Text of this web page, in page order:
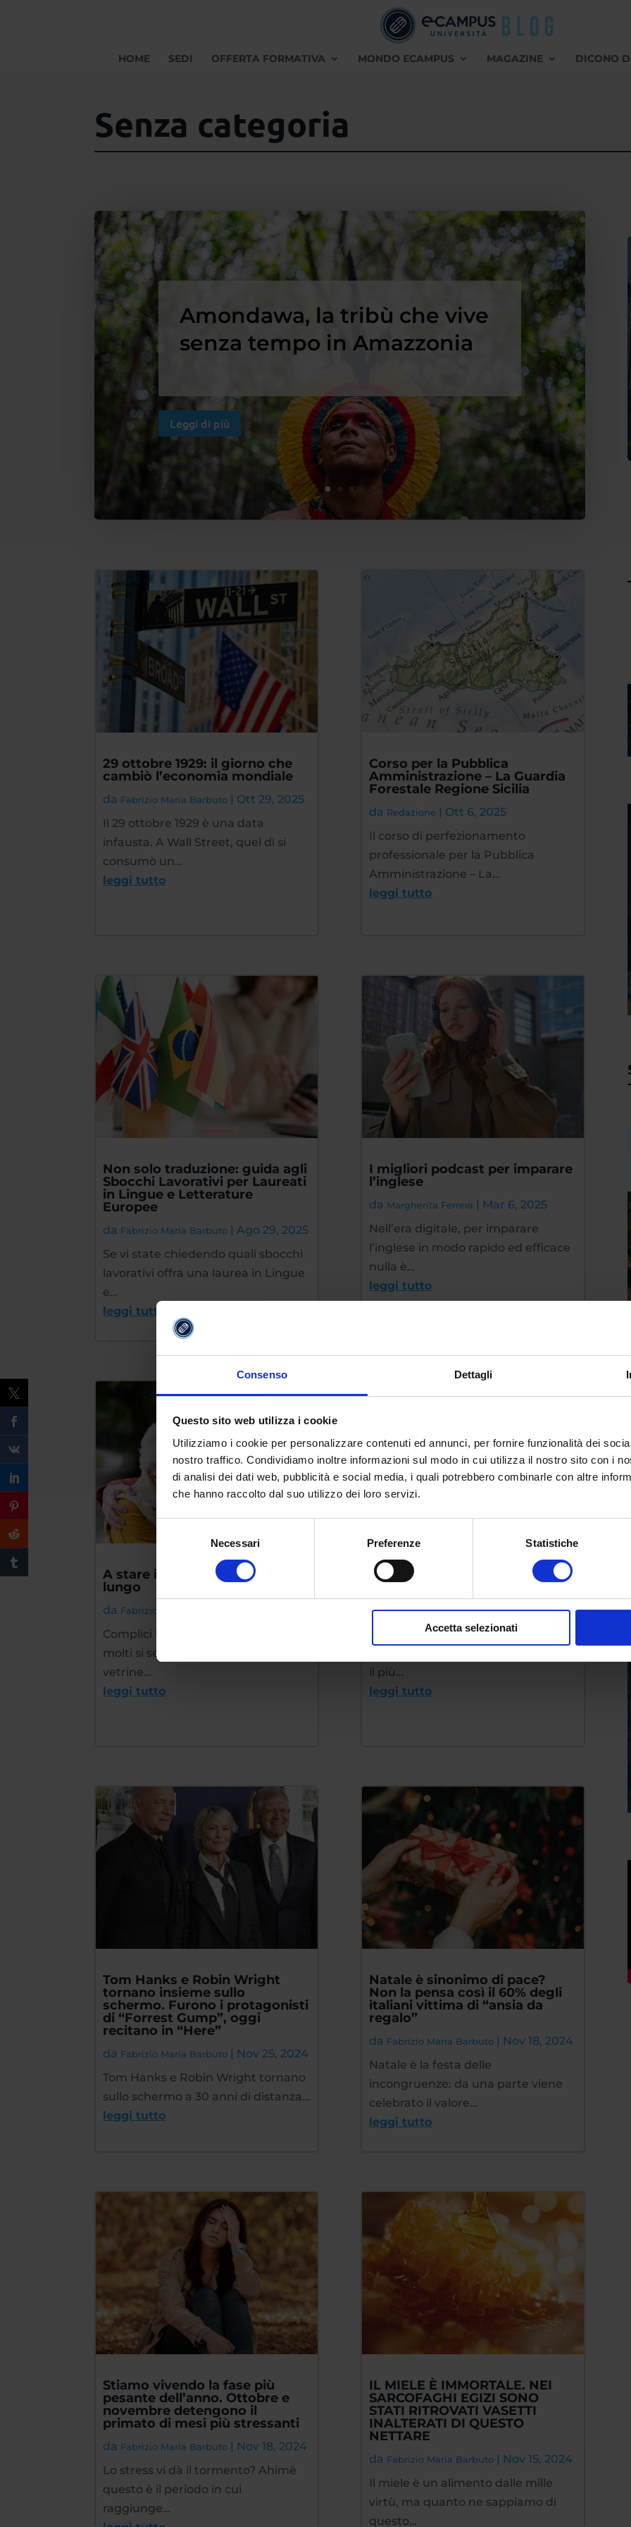
Consenso Dettagli
Questo sito web utilizza i cookie
Utilizziamo i cookie per personalizzare contenuti ed annunci, per fornire funzionalità dei
nostro traffico. Condividiamo inoltre informazioni sul modo in cui utilizza il nostro sito con i
di analisi dei dati web, pubblicità e social media, i quali potrebbero combinarle con altre
che hanno raccolto dal suo utilizzo dei loro servizi.
Selezione
del
Necessari Preferenze Statistiche
Accetta selezionati
HOME SEDI OFFERTA FORMATIVA MONDO ECAMPUS MAGAZINE DICONO
Senza categoria
Amondawa, la tribù che vive
senza tempo in Amazzonia
Leggi di più
29 ottobre 1929: il giorno che
cambiò l’economia mondiale
da Fabrizio Maria Barbuto | Ott 29, 2025
Il 29 ottobre 1929 è una data
infausta. A Wall Street, quel dì si
consumò un…
leggi tutto
Non solo traduzione: guida agli
Sbocchi Lavorativi per Laureati
in Lingue e Letterature
Europee
da Fabrizio Maria Barbuto |Ago 29, 2025
Se vi state chiedendo quali sbocchi
lavorativi offra una laurea in Lingue
e…
leggi tutto
A stare in coppia si vive più a
lungo
da Fabrizio Maria Barbuto
Complici le dating app, delle quali in
molti si servono come fossero
vetrine…
leggi tutto
Tom Hanks e Robin Wright
tornano insieme sullo
schermo. Furono i protagonisti
di “Forrest Gump”, oggi
recitano in “Here”
da Fabrizio Maria Barbuto | Nov 25, 2024
Tom Hanks e Robin Wright tornano
sullo schermo a 30 anni di distanza…
leggi tutto
Stiamo vivendo la fase più
pesante dell’anno. Ottobre e
novembre detengono il
primato di mesi più stressanti
da Fabrizio Maria Barbuto
Nov 18, 2024
Lo stress vi dà il tormento? Ahimè
questo è il periodo in cui
raggiunge…
Corso per la Pubblica
Amministrazione – La Guardia
Forestale Regione Sicilia
da Redazione | Ott 6, 2025
Il corso di perfezionamento
professionale per la Pubblica
Amministrazione – La…
leggi tutto
I migliori podcast per imparare
l’inglese
da Margherita Ferrera | Mar 6, 2025
Nell’era digitale, per imparare
l’inglese in modo rapido ed efficace
nulla è…
leggi tutto
Arrabbiarsi aiuta a raggiungere
i propri obiettivi
daFabrizio Maria Barbuto|Nov 27, 2024
Tra tutti gli stati d’animo dello
il più…
leggi tutto
Natale è sinonimo di pace?
Non la pensa così il 60% degli
italiani vittima di “ansia da
regalo”
da Fabrizio Maria Barbuto | Nov 18, 2024
Natale è la festa delle
incongruenze: da una parte viene
celebrato il valore…
leggi tutto
IL MIELE È IMMORTALE. NEI
SARCOFAGHI EGIZI SONO
STATI RITROVATI VASETTI
INALTERATI DI QUESTO
NETTARE
da Fabrizio Maria Barbuto
Nov 15, 2024
Il miele è un alimento dalle mille
virtù, ma quanto ne sappiamo di
questo…